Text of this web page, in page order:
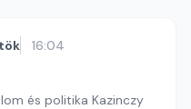
16:04
és politika Kazinczy